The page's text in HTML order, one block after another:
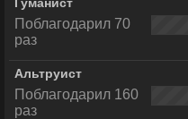
Поблагодарил 70
раз
Альтруист
Поблагодарил 160
раз